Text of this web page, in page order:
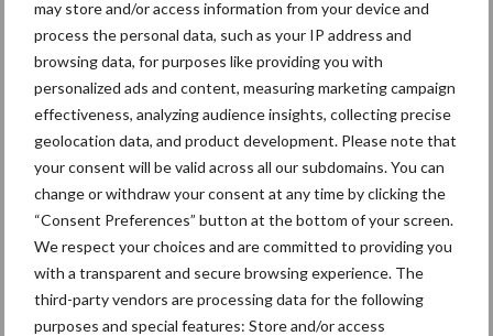
may store and/or access information from your device and
process the personal data, such as your IP address and
browsing data, for purposes like providing you with
personalized ads and content, measuring marketing campaign
effectiveness, analyzing audience insights, collecting precise
geolocation data, and product development. Please note that
your consent will be valid across all our subdomains. You can
change or withdraw your consent at any time by clicking the
“Consent Preferences” button at the bottom of your screen.
We respect your choices and are committed to providing you
with a transparent and secure browsing experience. The
third-party vendors are processing data for the following
purposes and special features: Store and/or access
Bron: Rabobank
Aanbevolen voor jou! ondernemen
Droogte zet landbouw
opnieuw onder druk:
klimaatverandering
versterkt watertekort
Buitenuitloop: hoeveel
nutriënten halen varkens
daaruit?